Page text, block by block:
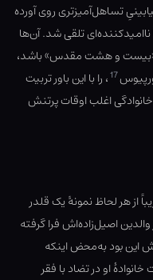
تساهل‌آمیزتری روی آورده
تلقی شد. آن‌ها
«بیست و هشت مقدس» باشد،
17، را با این باور تربیت
اغلب اوقات پرتنش
هر لحاظ نمونهٔ یک قلدر
اصیل‌زاده‌اش فرا گرفته
بود به‌محض اینکه
او در تضاد با فقر